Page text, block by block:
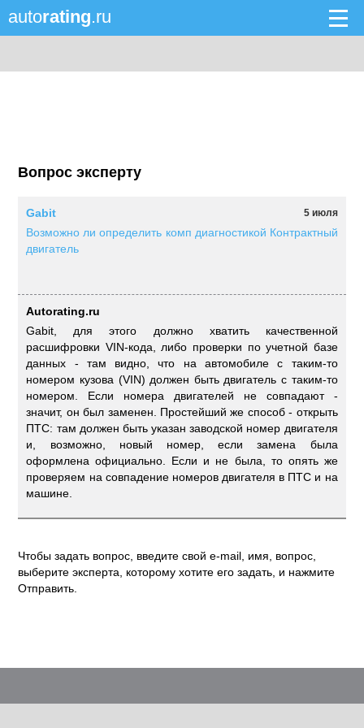
autorating.ru
Вопрос эксперту
5 июля
Gabit
Возможно ли определить комп диагностикой Контрактный
двигатель
Autorating.ru
Gabit, для этого должно хватить качественной
расшифровки VIN-кода, либо проверки по учетной базе
данных - там видно, что на автомобиле с таким-то
номером кузова (VIN) должен быть двигатель с таким-то
номером. Если номера двигателей не совпадают -
значит, он был заменен. Простейший же способ - открыть
ПТС: там должен быть указан заводской номер двигателя
и, возможно, новый номер, если замена была
оформлена официально. Если и не была, то опять же
проверяем на совпадение номеров двигателя в ПТС и на
машине.
Чтобы задать вопрос, введите свой e-mail, имя, вопрос,
выберите эксперта, которому хотите его задать, и нажмите
Отправить.